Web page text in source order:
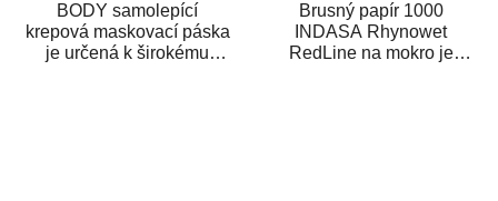
BODY samolepící
krepová maskovací páska
je určená k širokému
Brusný papír 1000
INDASA Rhynowet
RedLine na mokro je